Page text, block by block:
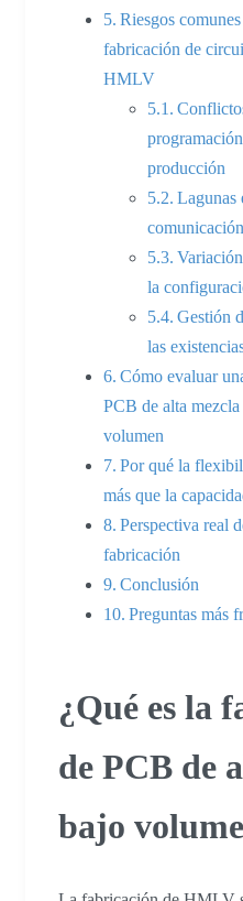
Riesgos
fabricación de
HMLV
producción
Lagunas
la
Gestión
las
Cómo evaluar
PCB de alta
volumen
Por qué la
más que la
Perspectiva real
fabricación
Conclusión
Preguntas más
¿Qué es la
de PCB de
bajo